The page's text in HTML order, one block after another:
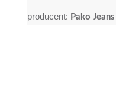
producent: Pako Jeans